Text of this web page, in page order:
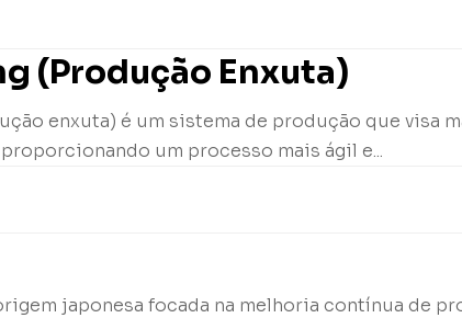
(Produção Enxuta)
enxuta) é um sistema de produção que visa
um processo mais ágil e...
japonesa focada na melhoria contínua de